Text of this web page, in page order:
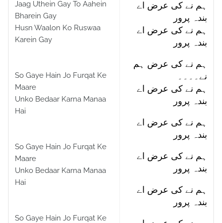
Jaag Uthein Gay To Aahein
Bharein Gay
Husn Waalon Ko Ruswaa
Karein Gay
So Gaye Hain Jo Furqat Ke
Maare
Unko Bedaar Karna Manaa
Hai
So Gaye Hain Jo Furqat Ke
Maare
Unko Bedaar Karna Manaa
Hai
So Gaye Hain Jo Furqat Ke
ہم نے کی عرض اے
بندہ پرور
ہم نے کی عرض اے
بندہ پرور
ہم نے کی عرض ہم
نے۔۔۔۔
ہم نے کی عرض اے
بندہ پرور
ہم نے کی عرض اے
بندہ پرور
ہم نے کی عرض اے
بندہ پرور
ہم نے کی عرض اے
بندہ پرور